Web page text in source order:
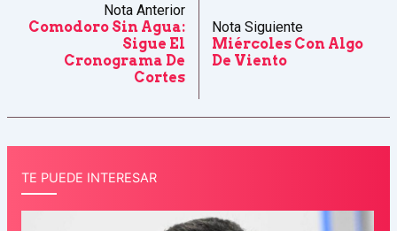
Nota Anterior
Comodoro Sin Agua:
Sigue El
Cronograma De
Cortes
Nota Siguiente
Miércoles Con Algo
De Viento
TE PUEDE INTERESAR